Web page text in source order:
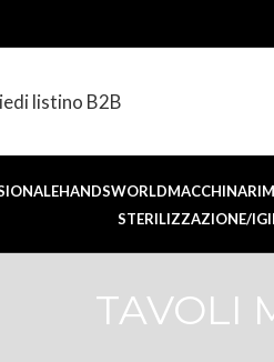
listino B2B
HANDSWORLDMACCHINARI
STERILIZZAZIONE/
TAVOLI